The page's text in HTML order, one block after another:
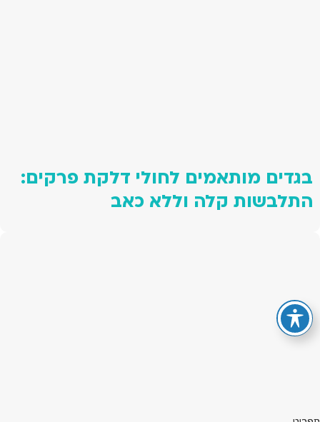
בגדים מותאמים לחולי דלקת פרקים:
התלבשות קלה וללא כאב